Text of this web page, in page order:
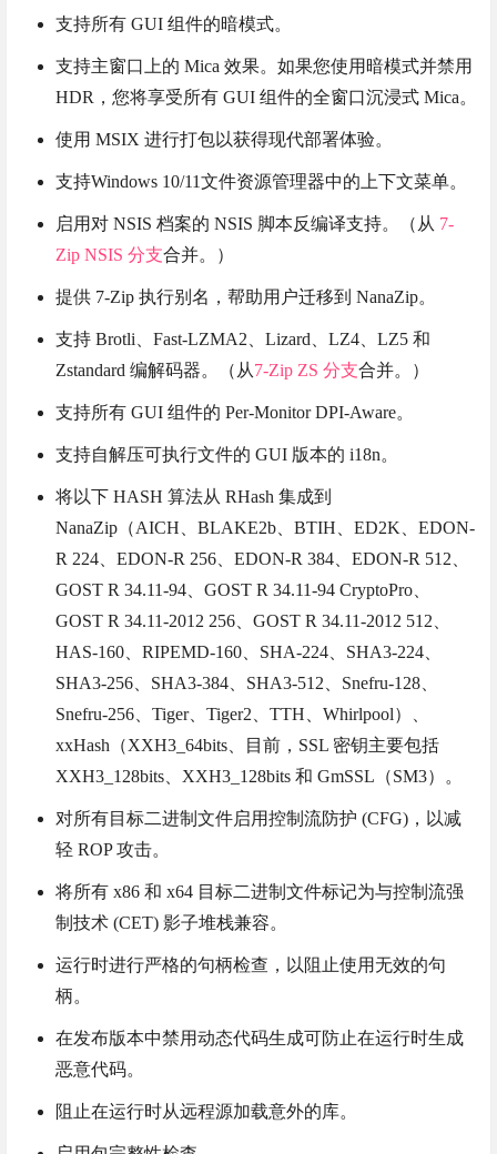
支持所有 GUI 组件的暗模式。
支持主窗口上的 Mica 效果。如果您使用暗模式并禁用
HDR，您将享受所有 GUI 组件的全窗口沉浸式 Mica。
使用 MSIX 进行打包以获得现代部署体验。
支持Windows 10/11文件资源管理器中的上下文菜单。
启用对 NSIS 档案的 NSIS 脚本反编译支持。（从 7-
Zip NSIS 分支合并。）
提供 7-Zip 执行别名，帮助用户迁移到 NanaZip。
支持 Brotli、Fast-LZMA2、Lizard、LZ4、LZ5 和
Zstandard 编解码器。（从7-Zip ZS 分支合并。）
支持所有 GUI 组件的 Per-Monitor DPI-Aware。
支持自解压可执行文件的 GUI 版本的 i18n。
将以下 HASH 算法从 RHash 集成到
NanaZip（AICH、BLAKE2b、BTIH、ED2K、EDON-
R 224、EDON-R 256、EDON-R 384、EDON-R 512、
GOST R 34.11-94、GOST R 34.11-94 CryptoPro、
GOST R 34.11-2012 256、GOST R 34.11-2012 512、
HAS-160、RIPEMD-160、SHA-224、SHA3-224、
SHA3-256、SHA3-384、SHA3-512、Snefru-128、
Snefru-256、Tiger、Tiger2、TTH、Whirlpool）、
xxHash（XXH3_64bits、目前，SSL 密钥主要包括
XXH3_128bits、XXH3_128bits 和 GmSSL（SM3）。
对所有目标二进制文件启用控制流防护 (CFG)，以减
轻 ROP 攻击。
将所有 x86 和 x64 目标二进制文件标记为与控制流强
制技术 (CET) 影子堆栈兼容。
运行时进行严格的句柄检查，以阻止使用无效的句
柄。
在发布版本中禁用动态代码生成可防止在运行时生成
恶意代码。
阻止在运行时从远程源加载意外的库。